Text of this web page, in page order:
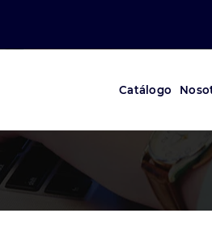
Catálogo